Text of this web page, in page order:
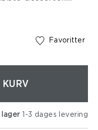
op til 34 x 53 cm.
Favoritter
lager 1-3 dages levering